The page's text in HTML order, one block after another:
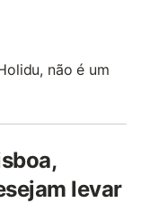
não é um
levar